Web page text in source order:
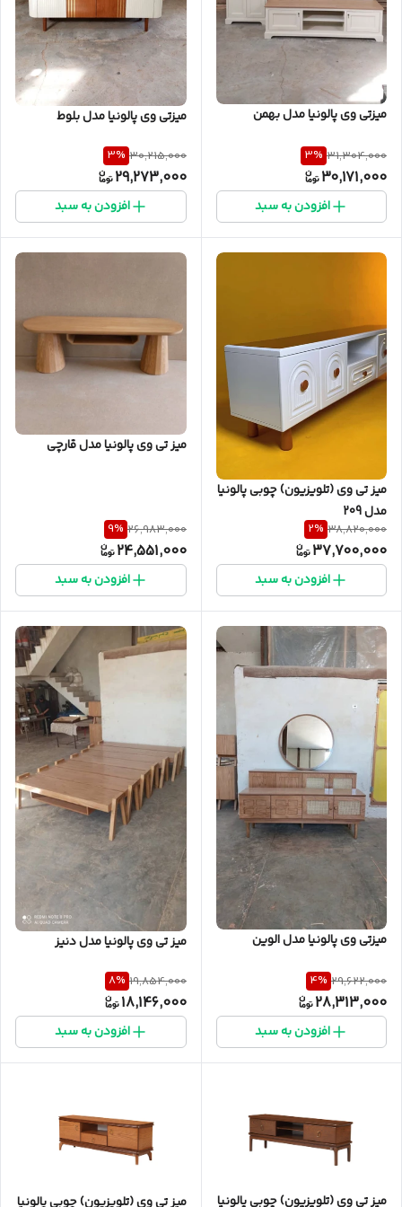
میزتی وی پالونیا مدل بهمن
31,304,000
3%
30,171,000
افزودن به سبد
میزتی وی پالونیا مدل بلوط
30,215,000
3%
29,273,000
افزودن به سبد
میز تی وی (تلویزیون) چوبی پالونیا
مدل 209
38,820,000
2%
37,700,000
افزودن به سبد
میز تی وی پالونیا مدل قارچی
26,983,000
9%
24,551,000
افزودن به سبد
میزتی وی پالونیا مدل الوین
29,622,000
4%
28,313,000
افزودن به سبد
میز تی وی پالونیا مدل دنیز
19,854,000
8%
18,146,000
افزودن به سبد
میز تی وی (تلویزیون) چوبی پالونیا میز تی وی (تلویزیون) چوبی پالونیا